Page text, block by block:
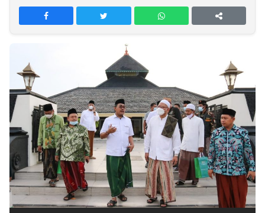
TREETAN
MULTIMEDIA
INDONESIA
Partner
Insight
NTB
Suara
Time
Lens
IDN
Daily
Jogja
Jalan
Rakyat
Idealita
News
Kita
Notice
Dinamikapost.com
Radar
Baru
Seedbacklink
Follow
Kabarbaru